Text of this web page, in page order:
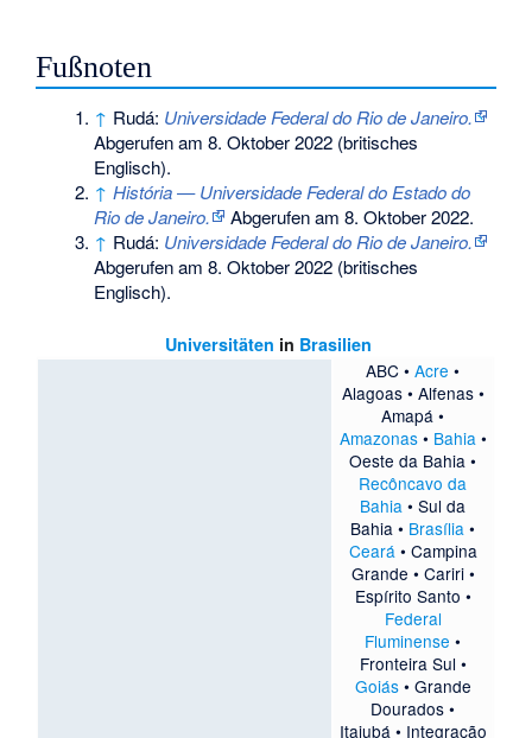
Fußnoten
↑ Rudá: Universidade Federal do Rio de Janeiro.
Abgerufen am 8. Oktober 2022 (britisches
Englisch).
↑ História — Universidade Federal do Estado do
Rio de Janeiro.
Abgerufen am 8. Oktober 2022.
↑ Rudá: Universidade Federal do Rio de Janeiro.
Abgerufen am 8. Oktober 2022 (britisches
Englisch).
Universitäten in Brasilien
ABC •Acre •
Alagoas• Alfenas•
Amapá •
Amazonas• Bahia•
Oeste da Bahia •
Recôncavo da
Bahia •Sul da
Bahia • Brasília •
Ceará• Campina
Grande • Cariri•
Espírito Santo •
Federal
Fluminense •
Fronteira Sul •
Goiás• Grande
Dourados •
Itajubá• Integração